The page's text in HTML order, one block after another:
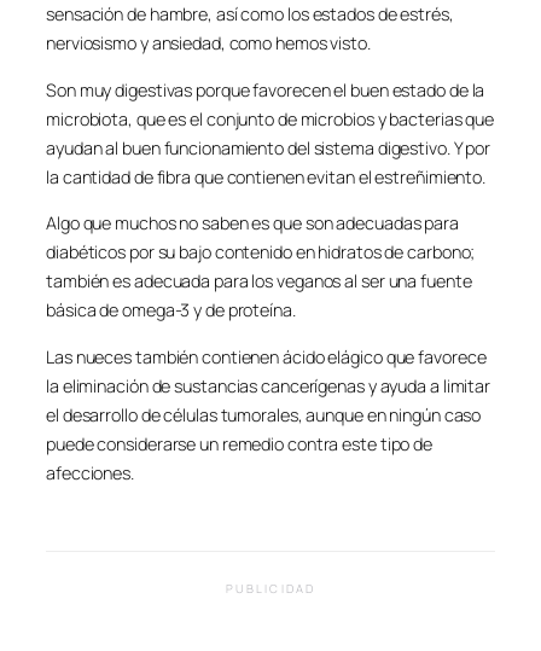
sensación de hambre, así como los estados de estrés,
nerviosismo y ansiedad, como hemos visto.
Son muy digestivas porque favorecen el buen estado de la
microbiota, que es el conjunto de microbios y bacterias que
ayudan al buen funcionamiento del sistema digestivo. Y por
la cantidad de fibra que contienen evitan el estreñimiento.
Algo que muchos no saben es que son adecuadas para
diabéticos por su bajo contenido en hidratos de carbono;
también es adecuada para los veganos al ser una fuente
básica de omega-3 y de proteína.
Las nueces también contienen ácido elágico que favorece
la eliminación de sustancias cancerígenas y ayuda a limitar
el desarrollo de células tumorales, aunque en ningún caso
puede considerarse un remedio contra este tipo de
afecciones.
PUBLICIDAD